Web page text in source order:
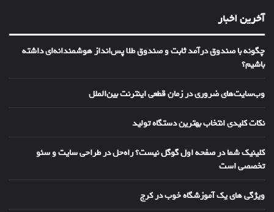
آخرین اخبار
چگونه با صندوق درآمد ثابت و صندوق طلا پس‌انداز هوشمندانه‌ای داشته
باشیم؟
وب‌سایت‌های ضروری در زمان قطعی اینترنت بین‌الملل
نکات کلیدی انتخاب بهترین دستگاه تولید
کلینیک شما در صفحه اول گوگل نیست؟ راه‌حل در طراحی سایت و سئو
تخصصی است
ویژگی های یک آموزشگاه خوب در کرج